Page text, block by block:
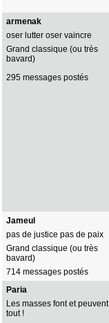
armenak
oser lutter oser vaincre
Grand classique (ou très
bavard)
295 messages postés
Jameul
pas de justice pas de paix
Grand classique (ou très
bavard)
714 messages postés
Paria
Les masses font et peuvent
tout !